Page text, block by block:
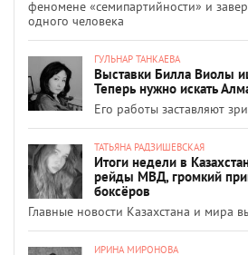
феномене «семипартийности» и
одного человека
ГУЛЬНАР ТАНКАЕВА
Выставки Билла Виолы
Теперь нужно искать
Его работы заставляют
ТАТЬЯНА РАДЗИШЕВСКАЯ
Итоги недели в
рейды МВД, громкий
боксёров
Главные новости Казахстана и мира
ИРИНА МИРОНОВА